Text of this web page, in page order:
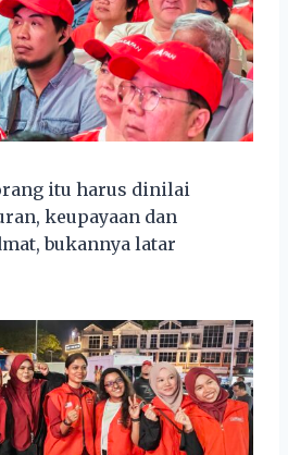
itu harus dinilai
keupayaan dan
bukannya latar